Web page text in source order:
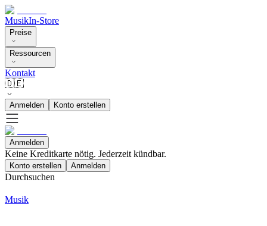
MusikIn-Store
Preise
Ressourcen
Kontakt
🇩🇪
Anmelden Konto erstellen
Anmelden
Keine Kreditkarte nötig. Jederzeit kündbar.
Konto erstellen Anmelden
Durchsuchen
Musik